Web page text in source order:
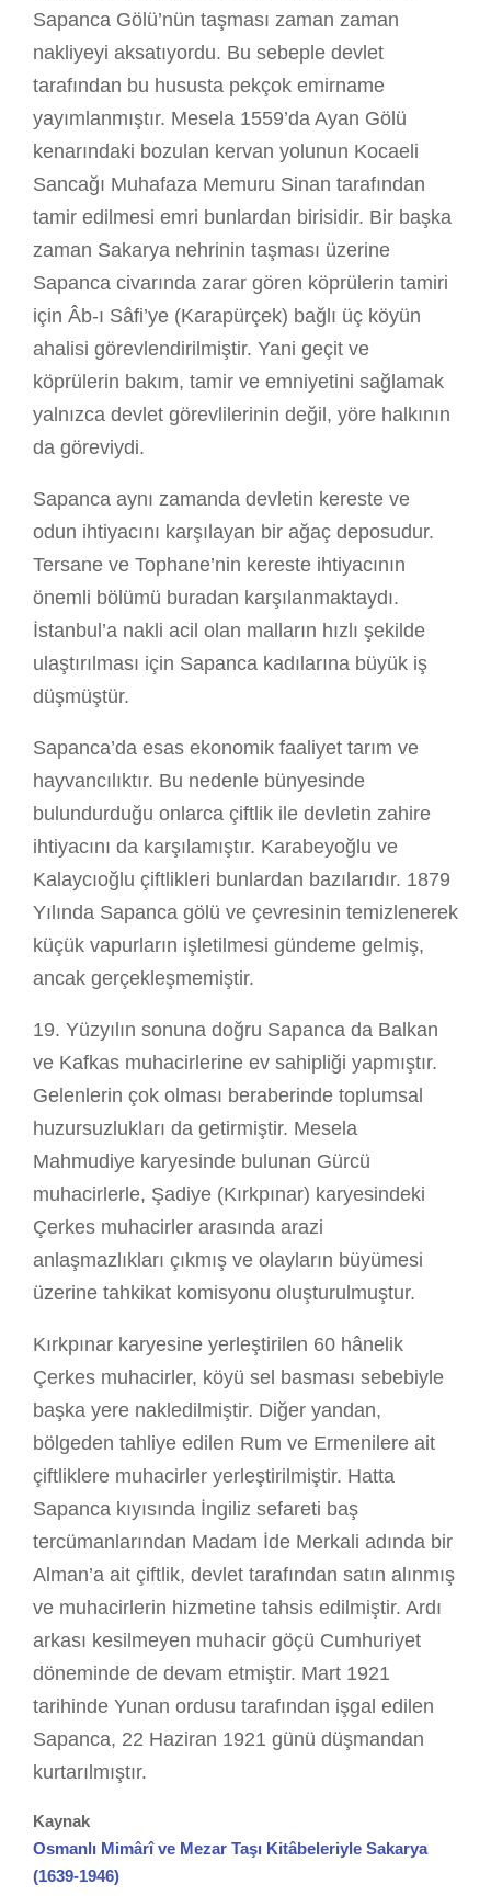
Sapanca Gölü’nün taşması zaman zaman
nakliyeyi aksatıyordu. Bu sebeple devlet
tarafından bu hususta pekçok emirname
yayımlanmıştır. Mesela 1559’da Ayan Gölü
kenarındaki bozulan kervan yolunun Kocaeli
Sancağı Muhafaza Memuru Sinan tarafından
tamir edilmesi emri bunlardan birisidir. Bir başka
zaman Sakarya nehrinin taşması üzerine
Sapanca civarında zarar gören köprülerin tamiri
için Âb-ı Sâfi’ye (Karapürçek) bağlı üç köyün
ahalisi görevlendirilmiştir. Yani geçit ve
köprülerin bakım, tamir ve emniyetini sağlamak
yalnızca devlet görevlilerinin değil, yöre halkının
da göreviydi.
Sapanca aynı zamanda devletin kereste ve
odun ihtiyacını karşılayan bir ağaç deposudur.
Tersane ve Tophane’nin kereste ihtiyacının
önemli bölümü buradan karşılanmaktaydı.
İstanbul’a nakli acil olan malların hızlı şekilde
ulaştırılması için Sapanca kadılarına büyük iş
düşmüştür.
Sapanca’da esas ekonomik faaliyet tarım ve
hayvancılıktır. Bu nedenle bünyesinde
bulundurduğu onlarca çiftlik ile devletin zahire
ihtiyacını da karşılamıştır. Karabeyoğlu ve
Kalaycıoğlu çiftlikleri bunlardan bazılarıdır. 1879
Yılında Sapanca gölü ve çevresinin temizlenerek
küçük vapurların işletilmesi gündeme gelmiş,
ancak gerçekleşmemiştir.
19. Yüzyılın sonuna doğru Sapanca da Balkan
ve Kafkas muhacirlerine ev sahipliği yapmıştır.
Gelenlerin çok olması beraberinde toplumsal
huzursuzlukları da getirmiştir. Mesela
Mahmudiye karyesinde bulunan Gürcü
muhacirlerle, Şadiye (Kırkpınar) karyesindeki
Çerkes muhacirler arasında arazi
anlaşmazlıkları çıkmış ve olayların büyümesi
üzerine tahkikat komisyonu oluşturulmuştur.
Kırkpınar karyesine yerleştirilen 60 hânelik
Çerkes muhacirler, köyü sel basması sebebiyle
başka yere nakledilmiştir. Diğer yandan,
bölgeden tahliye edilen Rum ve Ermenilere ait
çiftliklere muhacirler yerleştirilmiştir. Hatta
Sapanca kıyısında İngiliz sefareti baş
tercümanlarından Madam İde Merkali adında bir
Alman’a ait çiftlik, devlet tarafından satın alınmış
ve muhacirlerin hizmetine tahsis edilmiştir. Ardı
arkası kesilmeyen muhacir göçü Cumhuriyet
döneminde de devam etmiştir. Mart 1921
tarihinde Yunan ordusu tarafından işgal edilen
Sapanca, 22 Haziran 1921 günü düşmandan
kurtarılmıştır.
Kaynak
Osmanlı Mimârî ve Mezar Taşı Kitâbeleriyle Sakarya
(1639-1946)